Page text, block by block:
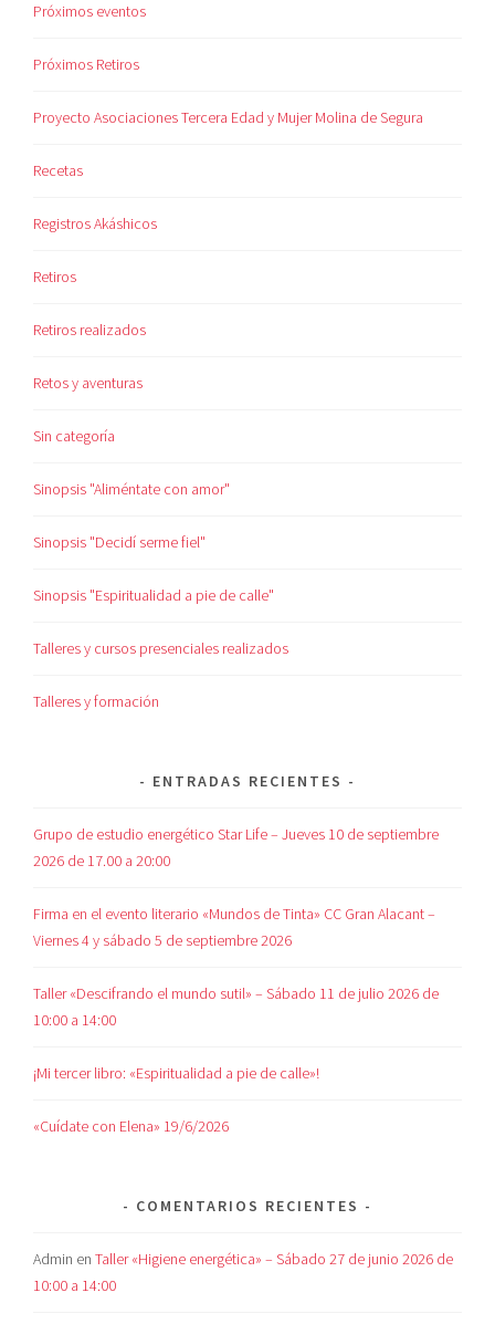
Próximos eventos
Próximos Retiros
Proyecto Asociaciones Tercera Edad y Mujer Molina de Segura
Recetas
Registros Akáshicos
Retiros
Retiros realizados
Retos y aventuras
Sin categoría
Sinopsis "Aliméntate con amor"
Sinopsis "Decidí serme fiel"
Sinopsis "Espiritualidad a pie de calle"
Talleres y cursos presenciales realizados
Talleres y formación
ENTRADAS RECIENTES
Grupo de estudio energético Star Life – Jueves 10 de septiembre
2026 de 17.00 a 20:00
Firma en el evento literario «Mundos de Tinta» CC Gran Alacant –
Viernes 4 y sábado 5 de septiembre 2026
Taller «Descifrando el mundo sutil» – Sábado 11 de julio 2026 de
10:00 a 14:00
¡Mi tercer libro: «Espiritualidad a pie de calle»!
«Cuídate con Elena» 19/6/2026
COMENTARIOS RECIENTES
Admin enTaller «Higiene energética» – Sábado 27 de junio 2026 de
10:00 a 14:00